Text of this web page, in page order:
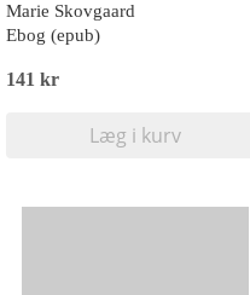
Marie Skovgaard
Ebog (epub)
141 kr
Læg i kurv